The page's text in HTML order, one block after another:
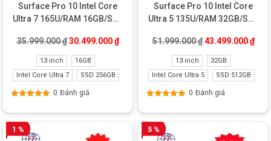
Surface Pro 10 Intel Core
Ultra 7 165U/RAM 16GB/SSD
35.999.000₫ Giá gốc là: 35.999.000 ₫.
30.499.000₫Giá hiện tại là: 30.499.000 ₫.
13 inch
16GB
Intel Core Ultra 7
SSD 256GB
0 Đánh giá
Surface Pro 10 Intel Core
Ultra 5 135U/RAM 32GB/SSD
51.999.000₫ Giá gốc là:
43.499.000₫Giá
13 inch
32GB
Intel Core Ultra 5
SSD 512GB
0 Đánh giá
1 % 5 %